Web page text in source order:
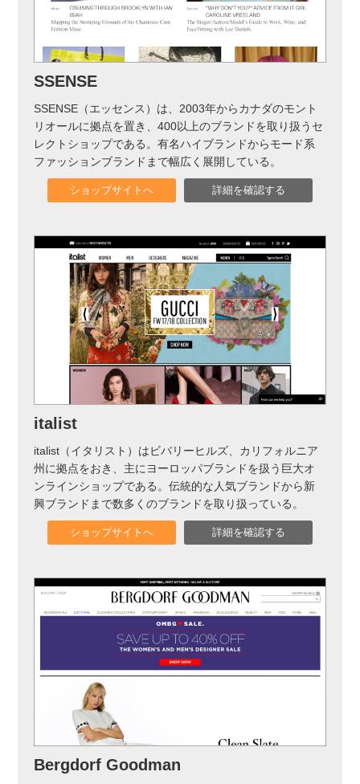
実録！海外ショップで買ってみた！
海外SHOP LIST
SSENSE
SSENSE（エッセンス）は、2003年からカナダのモント
リオールに拠点を置き、400以上のブランドを取り扱うセ
レクトショップである。有名ハイブランドからモード系
ファッションブランドまで幅広く展開している。
ショップサイトへ 詳細を確認する
italist
italist（イタリスト）はビバリーヒルズ、カリフォルニア
州に拠点をおき、主にヨーロッパブランドを扱う巨大オ
ンラインショップである。伝統的な人気ブランドから新
興ブランドまで数多くのブランドを取り扱っている。
ショップサイトへ 詳細を確認する
Bergdorf Goodman